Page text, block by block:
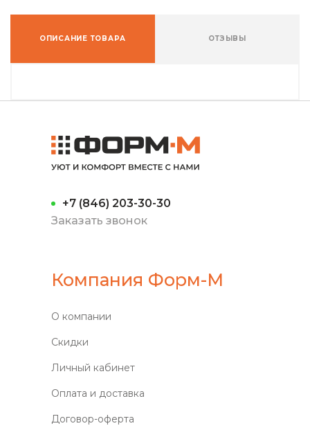
ОПИСАНИЕ ТОВАРА ОТЗЫВЫ
+7 (846) 203-30-30
Заказать звонок
Компания Форм-М
О компании
Скидки
Личный кабинет
Оплата и доставка
Договор-оферта